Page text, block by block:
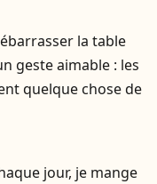
la table
geste aimable : les
quelque chose de
jour, je mange